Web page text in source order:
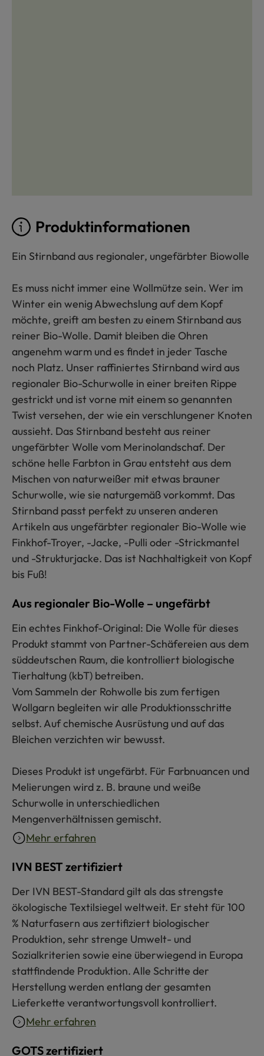
Produktinformationen
Ein Stirnband aus regionaler, ungefärbter Biowolle
Es muss nicht immer eine Wollmütze sein. Wer im
Winter ein wenig Abwechslung auf dem Kopf
möchte, greift am besten zu einem Stirnband aus
reiner Bio-Wolle. Damit bleiben die Ohren
angenehm warm und es findet in jeder Tasche
noch Platz. Unser raffiniertes Stirnband wird aus
regionaler Bio-Schurwolle in einer breiten Rippe
gestrickt und ist vorne mit einem so genannten
Twist versehen, der wie ein verschlungener Knoten
aussieht. Das Stirnband besteht aus reiner
ungefärbter Wolle vom Merinolandschaf. Der
schöne helle Farbton in Grau entsteht aus dem
Mischen von naturweißer mit etwas brauner
Schurwolle, wie sie naturgemäß vorkommt. Das
Stirnband passt perfekt zu unseren anderen
Artikeln aus ungefärbter regionaler Bio-Wolle wie
Finkhof-Troyer, -Jacke, -Pulli oder -Strickmantel
und -Strukturjacke. Das ist Nachhaltigkeit von Kopf
bis Fuß!
Aus regionaler Bio-Wolle – ungefärbt
Ein echtes Finkhof-Original: Die Wolle für dieses
Produkt stammt von Partner-Schäfereien aus dem
süddeutschen Raum, die kontrolliert biologische
Tierhaltung (kbT) betreiben.
Vom Sammeln der Rohwolle bis zum fertigen
Wollgarn begleiten wir alle Produktionsschritte
selbst. Auf chemische Ausrüstung und auf das
Bleichen verzichten wir bewusst.
Dieses Produkt ist ungefärbt. Für Farbnuancen und
Melierungen wird z. B. braune und weiße
Schurwolle in unterschiedlichen
Mengenverhältnissen gemischt.
Mehr erfahren
IVN BEST zertifiziert
Der IVN BEST-Standard gilt als das strengste
ökologische Textilsiegel weltweit. Er steht für 100
% Naturfasern aus zertifiziert biologischer
Produktion, sehr strenge Umwelt- und
Sozialkriterien sowie eine überwiegend in Europa
stattfindende Produktion. Alle Schritte der
Herstellung werden entlang der gesamten
Lieferkette verantwortungsvoll kontrolliert.
Mehr erfahren
GOTS zertifiziert